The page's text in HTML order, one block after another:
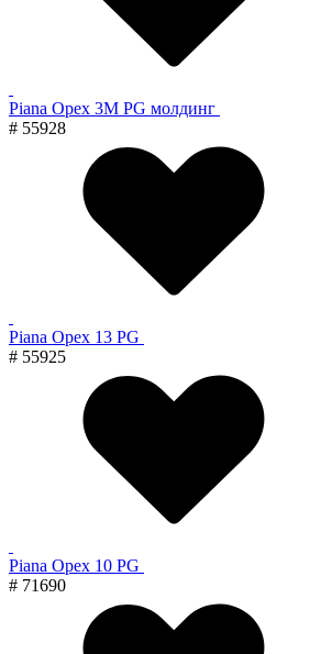
Piana Орех 3M PG молдинг
# 55928
Piana Орех 13 PG
# 55925
Piana Орех 10 PG
# 71690